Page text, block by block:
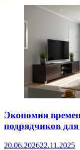
Экономия
подрядчиков
20.06.202622.11.2025